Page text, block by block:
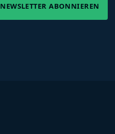
NEWSLETTER ABONNIEREN